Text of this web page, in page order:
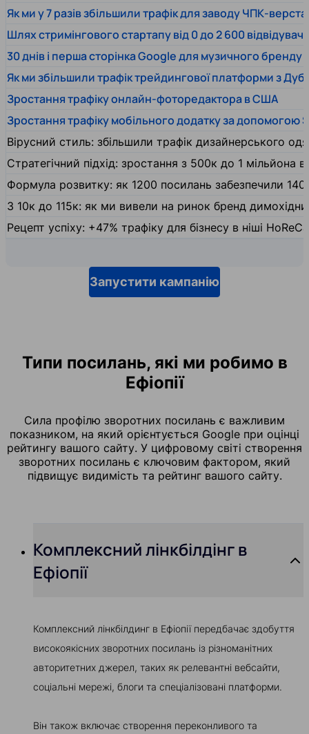
Як ми у 7 разів збільшили трафік для заводу ЧПК-
Шлях стримінгового стартапу від 0 до 2 600
30 днів і перша сторінка Google для музичного бренду
Як ми збільшили трафік трейдингової платформи з
Зростання трафіку онлайн-фоторедактора в США
Зростання трафіку мобільного додатку за допомогою
Вірусний стиль: збільшили трафік дизайнерського
Стратегічний підхід: зростання з 500к до 1 мільйона
Формула розвитку: як 1200 посилань забезпечили
З 10к до 115к: як ми вивели на ринок бренд
Рецепт успіху: +47% трафіку для бізнесу в ніші HoReCa
Запустити кампанію
Типи посилань, які ми робимо в
Ефіопії
Сила профілю зворотних посилань є важливим
показником, на який орієнтується Google при оцінці
рейтингу вашого сайту. У цифровому світі створення
зворотних посилань є ключовим фактором, який
підвищує видимість та рейтинг вашого сайту.
Комплексний лінкбілдінг в
Ефіопії
Комплексний лінкбілдинг в Ефіопії передбачає здобуття
високоякісних зворотних посилань із різноманітних
авторитетних джерел, таких як релевантні вебсайти,
соціальні мережі, блоги та спеціалізовані платформи.
Він також включає створення переконливого та